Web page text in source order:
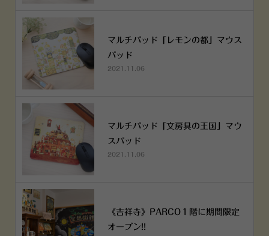
マルチパッド「レモンの都」マウス
パッド
2021.11.06
マルチパッド「文房具の王国」マウ
スパッド
2021.11.06
《吉祥寺》PARCO１階に期間限定
オープン!!